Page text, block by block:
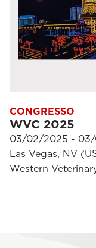
CONGRESSO
WVC 2025
03/02/2025 -
Las Vegas, NV
Western